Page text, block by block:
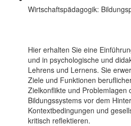
Wirtschaftspädagogik:
Hier erhalten Sie eine
und in psychologische und
Lehrens und Lernens. Sie
Ziele und Funktionen
Zielkonflikte und Problemlagen
Bildungssystems vor dem
Kontextbedingungen und
kritisch reflektieren.